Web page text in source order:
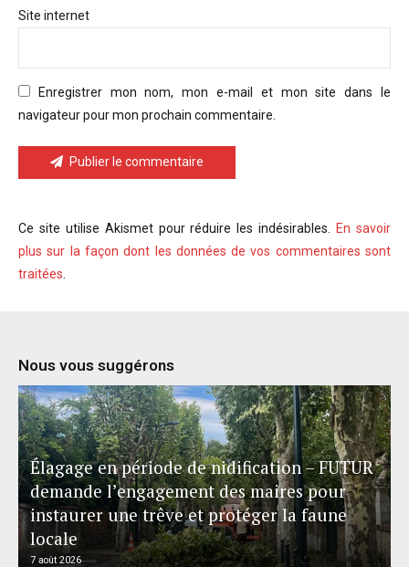
Site internet
Enregistrer mon nom, mon e-mail et mon site dans le
navigateur pour mon prochain commentaire.
Publier le commentaire
Ce site utilise Akismet pour réduire les indésirables.
En savoir
plus sur la façon dont les données de vos commentaires sont
traitées
Nous vous suggérons
Élagage en période de nidification – FUTUR
demande l’engagement des maires pour
instaurer une trêve et protéger la faune
locale
7 août 2026